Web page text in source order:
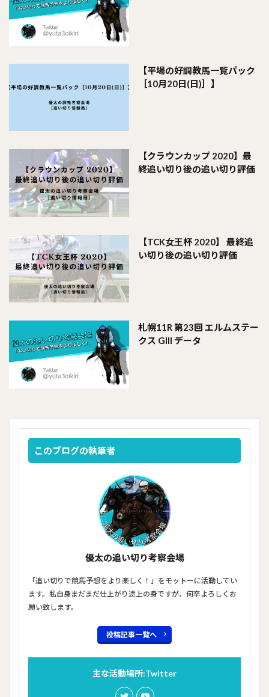
【平場の好調教馬一覧パック
［10月20日(日)］】
【クラウンカップ 2020】最
終追い切り後の追い切り評価
【TCK女王杯 2020】 最終追
い切り後の追い切り評価
札幌11R 第23回 エルムステー
クス Glll データ
このブログの執筆者
優太の追い切り考察会場
「追い切りで競馬予想をより楽しく！」をモットーに活動してい
ます。私自身まだまだ仕上がり途上の身ですが、何卒よろしくお
願い致します。
投稿記事一覧へ
主な活動場所:Twitter